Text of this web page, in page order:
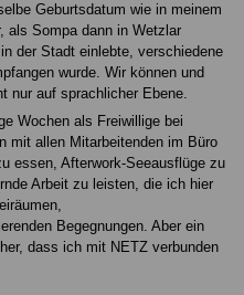
Geburtsdatum wie in meinem
als Sompa dann in Wetzlar
der Stadt einlebte, verschiedene
wurde. Wir können und
nur auf sprachlicher Ebene.
Wochen als Freiwillige bei
mit allen Mitarbeitenden im Büro
essen, Afterwork-Seeausflüge zu
Arbeit zu leisten, die ich hier
Begegnungen. Aber ein
dass ich mit NETZ verbunden